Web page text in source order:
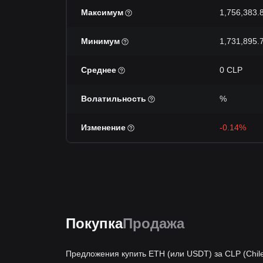
Максимум
Минимум
Среднее 0 CLP
Волатильность %
Изменение -0.14%
ПокупкаПродажа
Предложения купить ETH (или USDT) за CLP